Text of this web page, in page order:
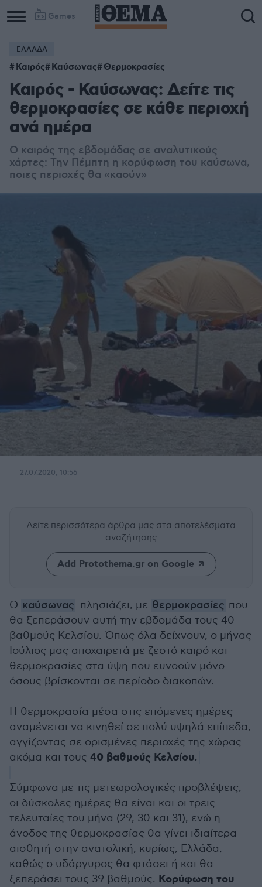
Games
ΕΛΛΑΔΑ
Καιρός Καύσωνας Θερμοκρασίες
Καιρός - Καύσωνας: Δείτε τις
θερμοκρασίες σε κάθε περιοχή
ανά ημέρα
Ο καιρός της εβδομάδας σε αναλυτικούς
χάρτες: Την Πέμπτη η κορύφωση του καύσωνα,
ποιες περιοχές θα «καούν»
27.07.2020, 10:56
Δείτε περισσότερα άρθρα μας στα αποτελέσματα
αναζήτησης
Add Protothema.gr on Google
Ο καύσωνας πλησιάζει, με θερμοκρασίες που
θα ξεπεράσουν αυτή την εβδομάδα τους 40
βαθμούς Κελσίου. Όπως όλα δείχνουν, ο μήνας
Ιούλιος μας αποχαιρετά με ζεστό καιρό και
θερμοκρασίες στα ύψη που ευνοούν μόνο
όσους βρίσκονται σε περίοδο διακοπών.
Η θερμοκρασία μέσα στις επόμενες ημέρες
αναμένεται να κινηθεί σε πολύ υψηλά επίπεδα,
αγγίζοντας σε ορισμένες περιοχές της χώρας
ακόμα και τους 40 βαθμούς Κελσίου.
Σύμφωνα με τις μετεωρολογικές προβλέψεις,
οι δύσκολες ημέρες θα είναι και οι τρεις
τελευταίες του μήνα (29, 30 και 31), ενώ η
άνοδος της θερμοκρασίας θα γίνει ιδιαίτερα
αισθητή στην ανατολική, κυρίως, Ελλάδα,
καθώς ο υδάργυρος θα φτάσει ή και θα
ξεπεράσει τους 39 βαθμούς. Κορύφωση του